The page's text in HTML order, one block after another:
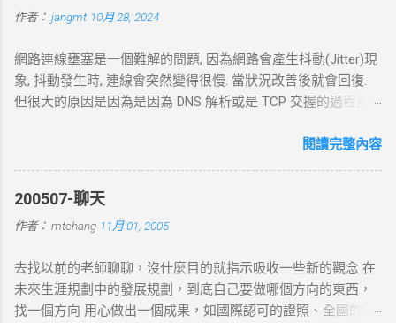
作者： jangmt 10月 28, 2024
網路連線壅塞是一個難解的問題, 因為網路會產生抖動(Jitter)現
象, 抖動發生時, 連線會突然變得很慢. 當狀況改善後就會回復.
但很大的原因是因為是因為 DNS 解析或是 TCP 交握的過程產
以下幾個主要步驟： 1. DNS 查詢 目標 ：解析主機名 (如
進行查詢，獲取目標伺服器的 IP 地址。 結果 ：若查詢成功，
返回 IP 地址， curl 將繼續下一步。若查詢失敗， curl 則返回
DNS 錯誤並中止。 2. TCP 三向交握 (Three-Way Handshake) 目
核發送一個 SYN 封包，目標伺服器回應 SYN-ACK ，然後 curl
返回 ACK 完成三向交握，建立起 TCP 連線。 結果 ：若在 --
connect-timeout 設定時間內未完成三向交握，則連線失敗並返
閱讀完整內容
200507-聊天
作者： mtchang 11月 01, 2005
去找以前的老師聊聊，沒什麼目的就指示吸收一些新的觀念 在
未來生涯規劃中的發展規劃，到底自己要做哪個方向的東西，
找一個方向 用心做出一個成果，如國際認可的證照、全國的比